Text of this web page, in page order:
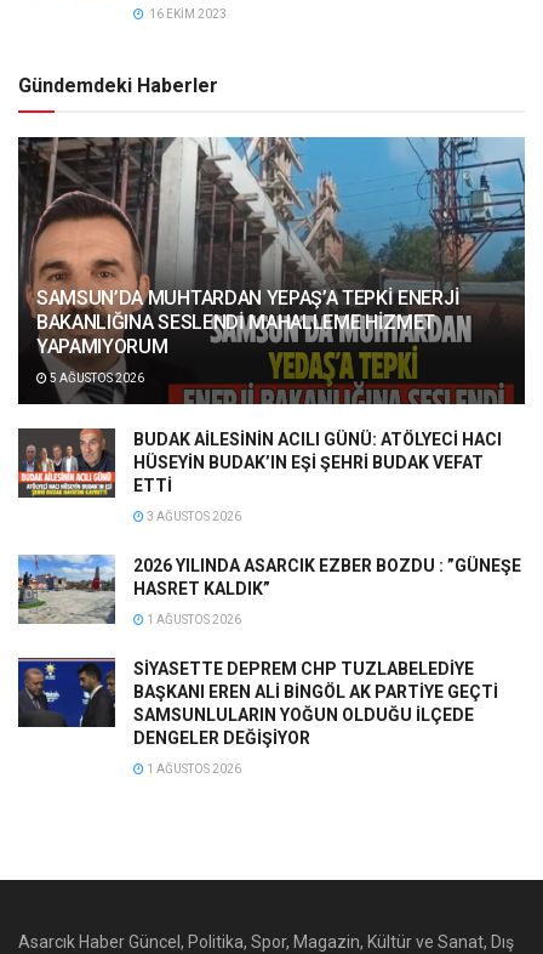
16 EKIM 2023
Gündemdeki Haberler
SAMSUN’DA MUHTARDAN YEPAŞ’A TEPKİ ENERJİ
BAKANLIĞINA SESLENDİ MAHALLEME HİZMET
YAPAMIYORUM
5 AĞUSTOS 2026
BUDAK AİLESİNİN ACILI GÜNÜ: ATÖLYECİ HACI
HÜSEYİN BUDAK’IN EŞİ ŞEHRİ BUDAK VEFAT
ETTİ
3 AĞUSTOS 2026
2026 YILINDA ASARCIK EZBER BOZDU : ”GÜNEŞE
HASRET KALDIK”
1 AĞUSTOS 2026
SİYASETTE DEPREM CHP TUZLABELEDİYE
BAŞKANI EREN ALİ BİNGÖL AK PARTİYE GEÇTİ
SAMSUNLULARIN YOĞUN OLDUĞU İLÇEDE
DENGELER DEĞİŞİYOR
1 AĞUSTOS 2026
Asarcık Haber Güncel, Politika, Spor, Magazin, Kültür ve Sanat, Dış